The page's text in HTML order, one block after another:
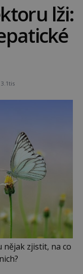
lži:
3.1tis
nějak zjistit, na co